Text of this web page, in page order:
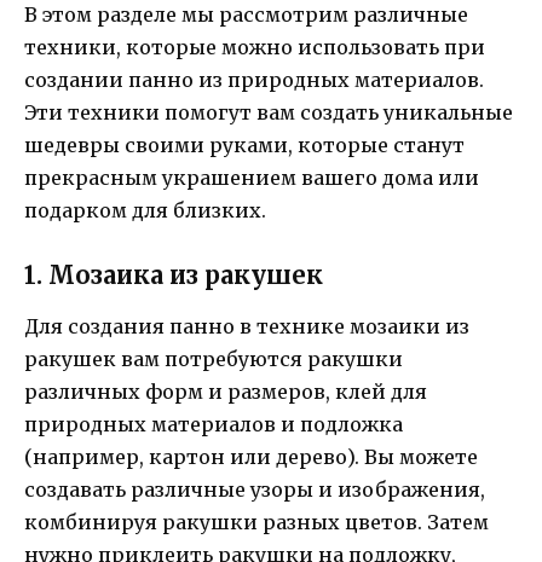
В этом разделе мы рассмотрим различные
техники, которые можно использовать при
создании панно из природных материалов.
Эти техники помогут вам создать уникальные
шедевры своими руками, которые станут
прекрасным украшением вашего дома или
подарком для близких.
1. Мозаика из ракушек
Для создания панно в технике мозаики из
ракушек вам потребуются ракушки
различных форм и размеров, клей для
природных материалов и подложка
(например, картон или дерево). Вы можете
создавать различные узоры и изображения,
комбинируя ракушки разных цветов. Затем
нужно приклеить ракушки на подложку,